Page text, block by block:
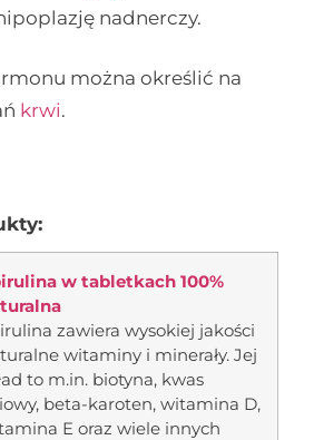
nadnerczy.
można określić na
krwi.
w tabletkach 100%
zawiera wysokiej jakości
witaminy i minerały. Jej
to m.in. biotyna, kwas
beta-karoten, witamina D,
E oraz wiele innych